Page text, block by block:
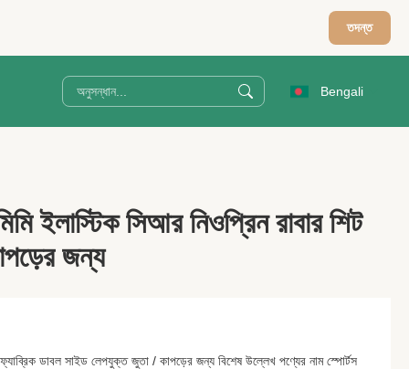
তদন্ত
Bengali
ইলাস্টিক সিআর নিওপ্রিন রাবার শিট
জন্য
ডাবল সাইড লেপযুক্ত জুতা / কাপড়ের জন্য বিশেষ উল্লেখ পণ্যের নাম স্পোর্টস